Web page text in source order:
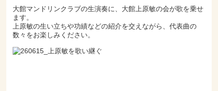
大館マンドリンクラブの生演奏に、大館上原敏の会が歌を乗せ
ます。
上原敏の生い立ちや功績などの紹介を交えながら、代表曲の
数々をお楽しみください。